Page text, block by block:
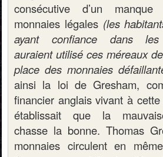
consécutive d’un
monnaies légales (les
ayant confiance dans les
auraient utilisé ces méreaux
place des monnaies
ainsi la loi de Gresham,
financier anglais vivant à
établissait que la
chasse la bonne. Thomas
monnaies circulent en